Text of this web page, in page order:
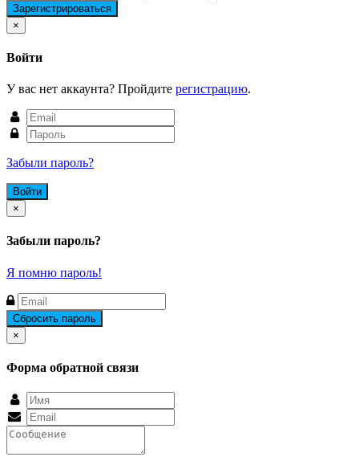
×
Войти
У вас нет аккаунта? Пройдите регистрацию.
Забыли пароль?
×
Забыли пароль?
Я помню пароль!
×
Форма обратной связи